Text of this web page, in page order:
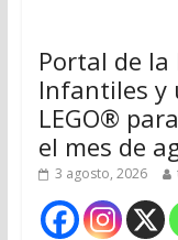
Portal de
Infantiles y
LEGO®
el mes de
3 agosto, 2026